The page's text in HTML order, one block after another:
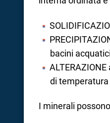
bacini
di
I minerali